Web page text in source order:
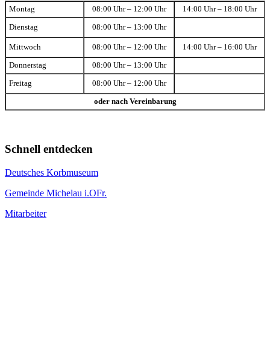
Montag 08:00 Uhr – 12:00 Uhr 14:00 Uhr – 18:00 Uhr
Dienstag 08:00 Uhr – 13:00 Uhr
Mittwoch 08:00 Uhr – 12:00 Uhr 14:00 Uhr – 16:00 Uhr
Donnerstag 08:00 Uhr – 13:00 Uhr
Freitag 08:00 Uhr – 12:00 Uhr
oder nach Vereinbarung
Schnell entdecken
Deutsches Korbmuseum
Gemeinde Michelau i.OFr.
Mitarbeiter